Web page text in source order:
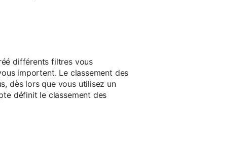
différents filtres vous
importent. Le classement des
dès lors que vous utilisez un
définit le classement des